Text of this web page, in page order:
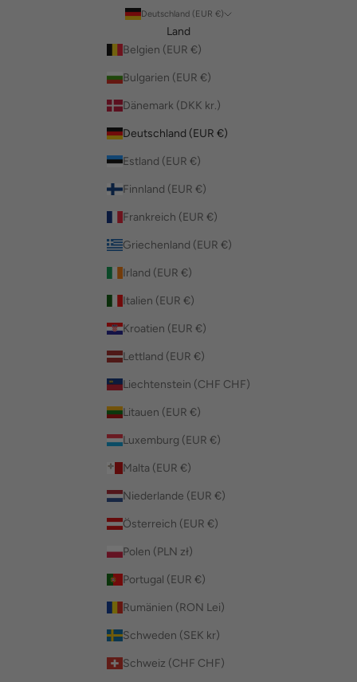
Deutschland (EUR €)
Land
Belgien (EUR €)
Bulgarien (EUR €)
Dänemark (DKK kr.)
Deutschland (EUR €)
Estland (EUR €)
Finnland (EUR €)
Frankreich (EUR €)
Griechenland (EUR €)
Irland (EUR €)
Italien (EUR €)
Kroatien (EUR €)
Lettland (EUR €)
Liechtenstein (CHF CHF)
Litauen (EUR €)
Luxemburg (EUR €)
Malta (EUR €)
Niederlande (EUR €)
Österreich (EUR €)
Polen (PLN zł)
Portugal (EUR €)
Rumänien (RON Lei)
Schweden (SEK kr)
Schweiz (CHF CHF)